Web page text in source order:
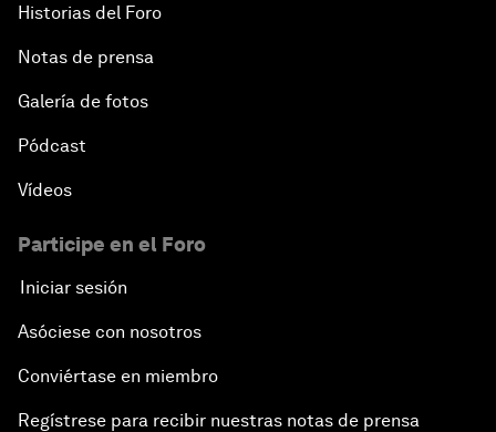
Historias del Foro
Notas de prensa
Galería de fotos
Pódcast
Vídeos
Participe en el Foro
Iniciar sesión
Asóciese con nosotros
Conviértase en miembro
Regístrese para recibir nuestras notas de prensa